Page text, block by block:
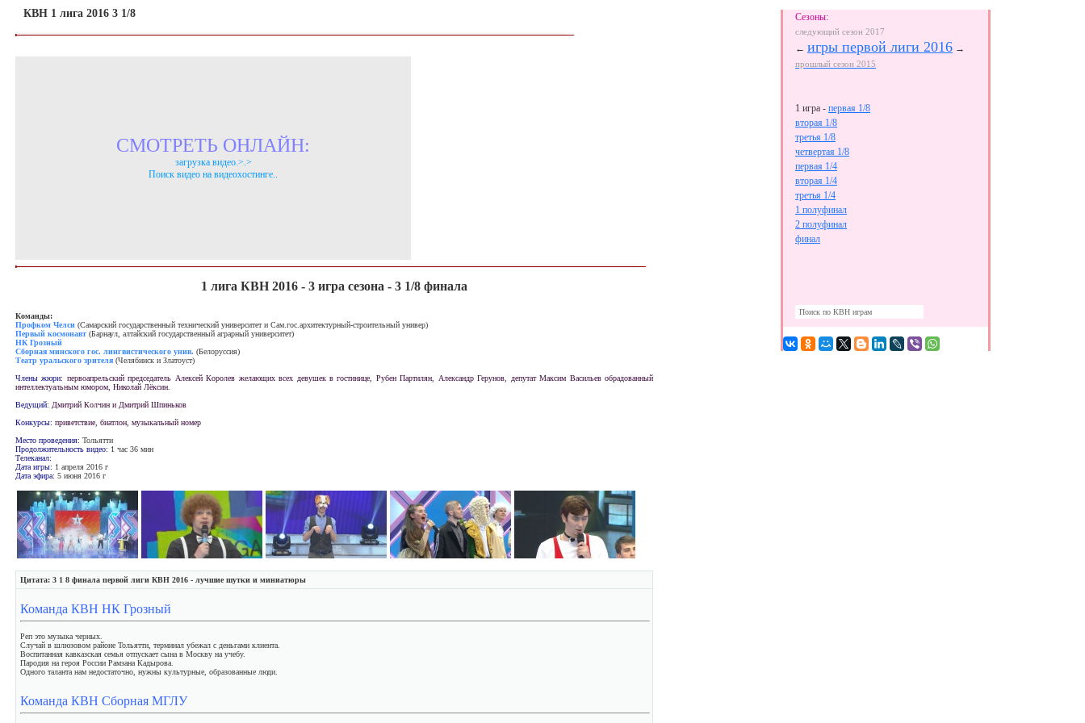
КВН 1 лига 2016 3 1/8
СМОТРЕТЬ ОНЛАЙН:
загрузка видео.>.>
Поиск видео на видеохостинге..
1 лига КВН 2016 - 3 игра сезона - 3 1/8 финала
Команды:
Профком Челси (Самарский государственный технический университет и Сам.гос.архитектурный-строительный универ)
Первый космонавт (Барнаул, алтайский государственный аграрный университет)
НК Грозный
Сборная минского гос. лингвистического унив. (Белоруссия)
Театр уральского зрителя (Челябинск и Златоуст)
Члены жюри: первоапрельский председатель Алексей Королев желающих всех девушек в гостинице, Рубен Партилян, Александр Герунов, депутат Максим Васильев обрадованный
интеллектуальным юмором, Николай Лёксин.
Ведущий: Дмитрий Колчин и Дмитрий Шпиньков
Конкурсы: приветствие, биатлон, музыкальный номер
Место проведения: Тольятти
Продолжительность видео: 1 час 36 мин
Телеканал:
Дата игры: 1 апреля 2016 г
Дата эфира: 5 июня 2016 г
Цитата: 3 1 8 финала первой лиги КВН 2016 - лучшие шутки и миниатюры
Команда КВН НК Грозный
Реп это музыка черных.
Случай в шлюзовом районе Тольятти, терминал убежал с деньгами клиента.
Воспитанная кавказская семья отпускает сына в Москву на учебу.
Пародия на героя России Рамзана Кадырова.
Одного таланта нам недостаточно, нужны культурные, образованные люди.
Команда КВН Сборная МГЛУ
Сезоны:
следующий сезон 2017
← игры первой лиги 2016 →
прошлый сезон 2015
1 игра - первая 1/8
вторая 1/8
третья 1/8
четвертая 1/8
первая 1/4
вторая 1/4
третья 1/4
1 полуфинал
2 полуфинал
финал